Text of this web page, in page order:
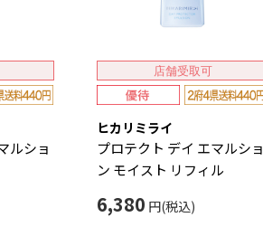
ルショ
店舗受取可
ヒカリミライ
プロテクト デイ エマルショ
ン モイスト リフィル
6,380 円(税込)